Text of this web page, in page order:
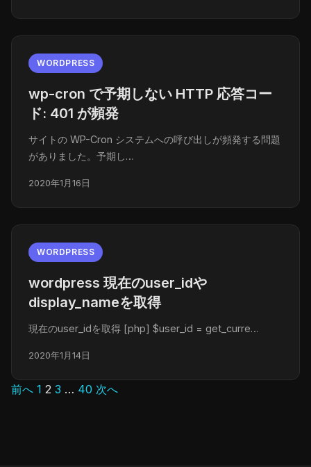
WORDPRESS
wp-cron で予期しない HTTP 応答コー
ド: 401 が頻発
サイトの WP-Cron システムへの呼び出しが頻発する問題
がありました。予期し…
2020年1月16日
WORDPRESS
wordpress 現在のuser_idや
display_nameを取得
現在のuser_idを取得 [php] $user_id = get_curre…
2020年1月14日
投
前へ 1 2 3 … 40 次へ